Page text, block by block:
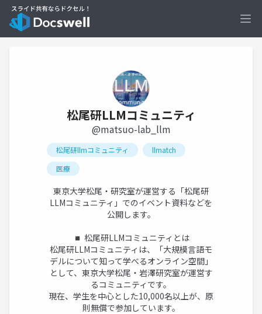
松尾研LLMコミュニティ
@matsuo-lab_llm
松尾研llmコミュニティ
llmatch
医療
東京大学松尾・研究室が運営する「松尾研
LLMコミュニティ」でのイベント資料などを
公開します。
◾️ 松尾研LLMコミュニティとは
松尾研LLMコミュニティは、「大規模言語モ
デルについて知って学べるオンライン空間」
として、東京大学松尾・岩澤研究室が運営す
るコミュニティです。
現在、学生を中心とした10,000名以上が、原
則無償で参加しています。